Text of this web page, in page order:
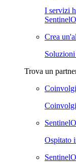
I servizi
Crea
Soluzioni
Trova un
Coinvolgi
Ospitato